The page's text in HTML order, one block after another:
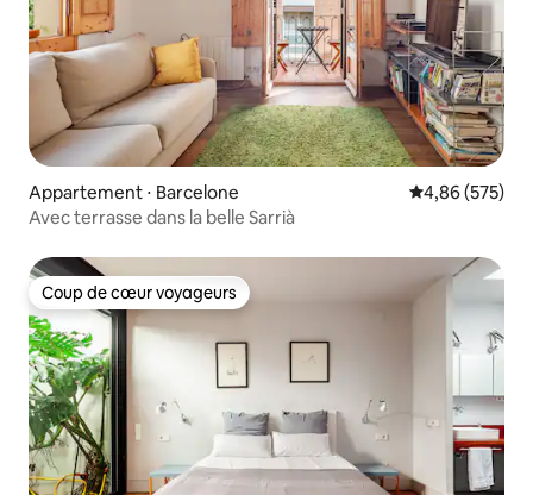
Appartement ⋅ Barcelone Évaluation
4,86 (575)
Avec terrasse dans la belle Sarrià
Coup de cœur voyageurs
Coup de cœur voyageurs